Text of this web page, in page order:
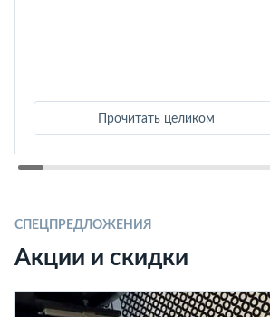
Прочитать целиком
СПЕЦПРЕДЛОЖЕНИЯ
Акции и скидки